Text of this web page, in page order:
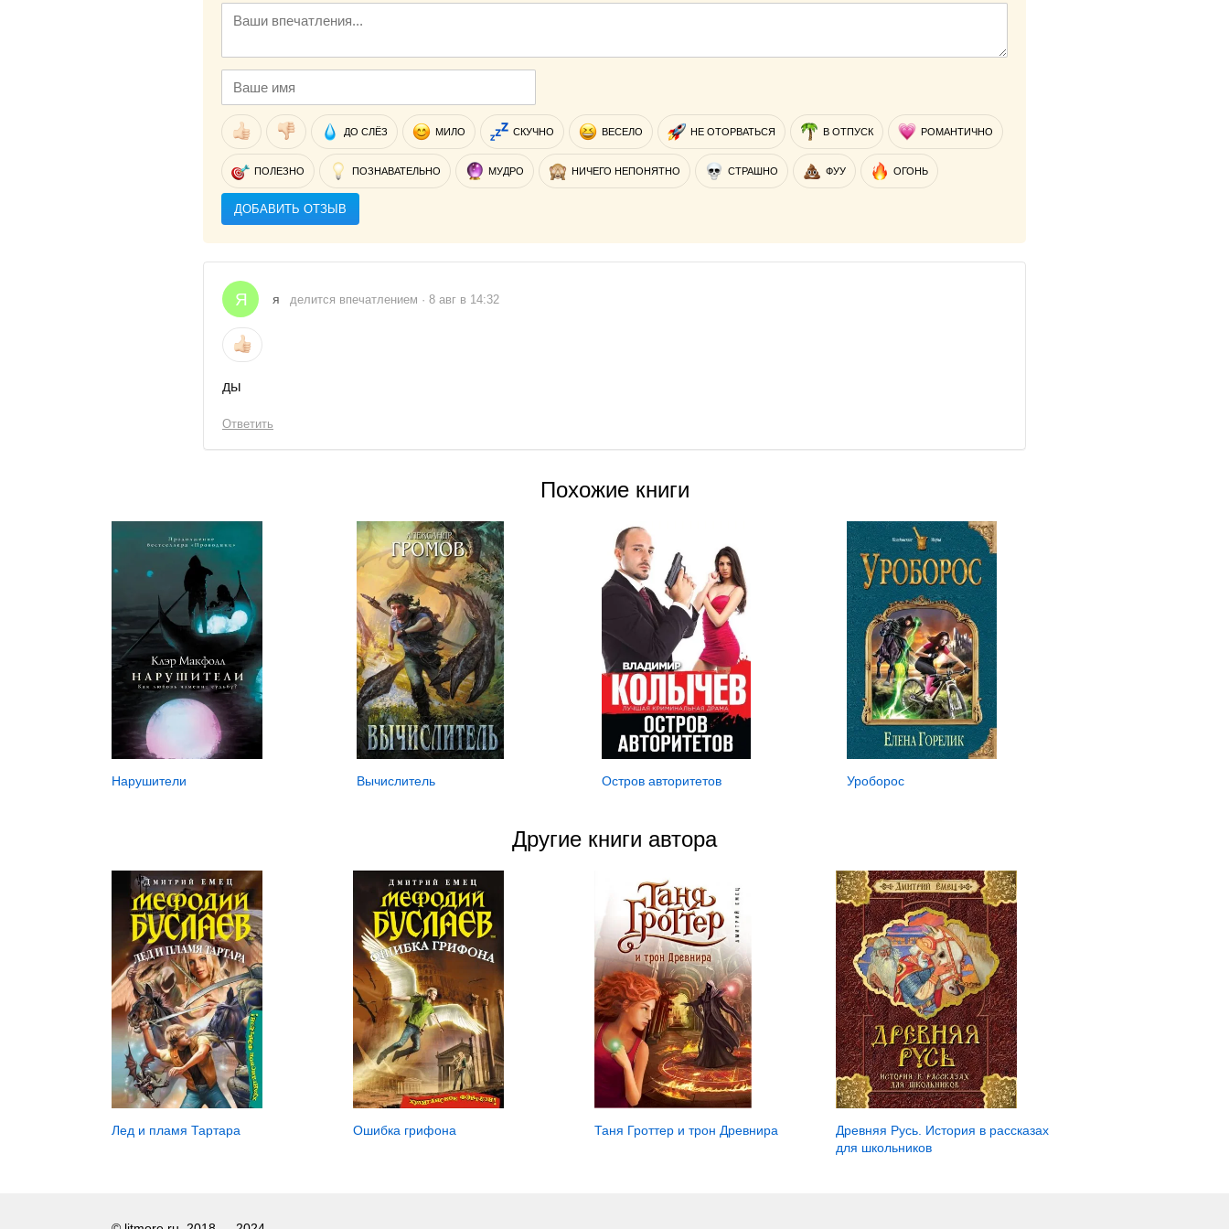
ДО СЛЁЗ МИЛО СКУЧНО ВЕСЕЛО НЕ ОТОРВАТЬСЯ В ОТПУСК РОМАНТИЧНО
ПОЛЕЗНО ПОЗНАВАТЕЛЬНО МУДРО НИЧЕГО НЕПОНЯТНО СТРАШНО ФУУ ОГОНЬ
ДОБАВИТЬ ОТЗЫВ
Я я делится впечатлением · 8 авг в 14:32
ды
Ответить
Похожие книги
Нарушители Вычислитель Остров авторитетов Уроборос
Другие книги автора
Лед и пламя Тартара Ошибка грифона Таня Гроттер и трон Древнира
Древняя Русь. История в рассказах
для школьников